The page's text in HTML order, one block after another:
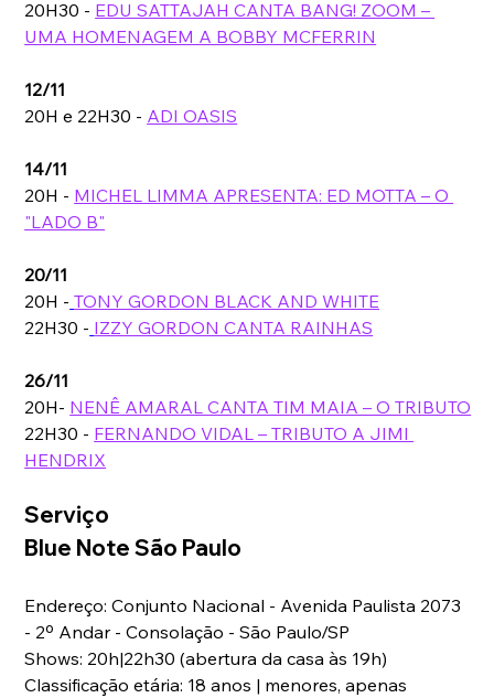
20H30 - EDU SATTAJAH CANTA BANG! ZOOM –
UMA HOMENAGEM A BOBBY MCFERRIN
12/11
20H e 22H30 - ADI OASIS
14/11
20H - MICHEL LIMMA APRESENTA: ED MOTTA – O
"LADO B"
20/11
20H - TONY GORDON BLACK AND WHITE
22H30 - IZZY GORDON CANTA RAINHAS
26/11
20H- NENÊ AMARAL CANTA TIM MAIA – O TRIBUTO
22H30 - FERNANDO VIDAL – TRIBUTO A JIMI
HENDRIX
Serviço
Blue Note São Paulo
Endereço: Conjunto Nacional - Avenida Paulista 2073
- 2º Andar - Consolação - São Paulo/SP
Shows: 20h|22h30 (abertura da casa às 19h)
Classificação etária: 18 anos | menores, apenas